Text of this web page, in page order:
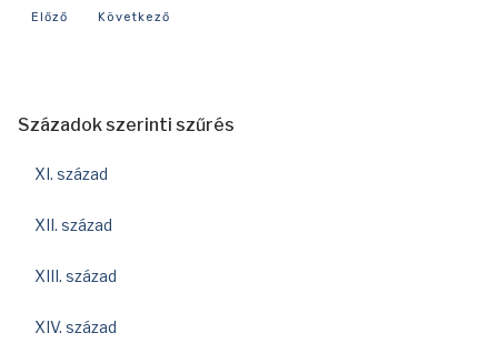
Előző cikk: 2006-os év eseményei
Előző Következő cikk: 1996-os év eseményei
Következő
Századok szerinti szűrés
XI. század
XII. század
XIII. század
XIV. század